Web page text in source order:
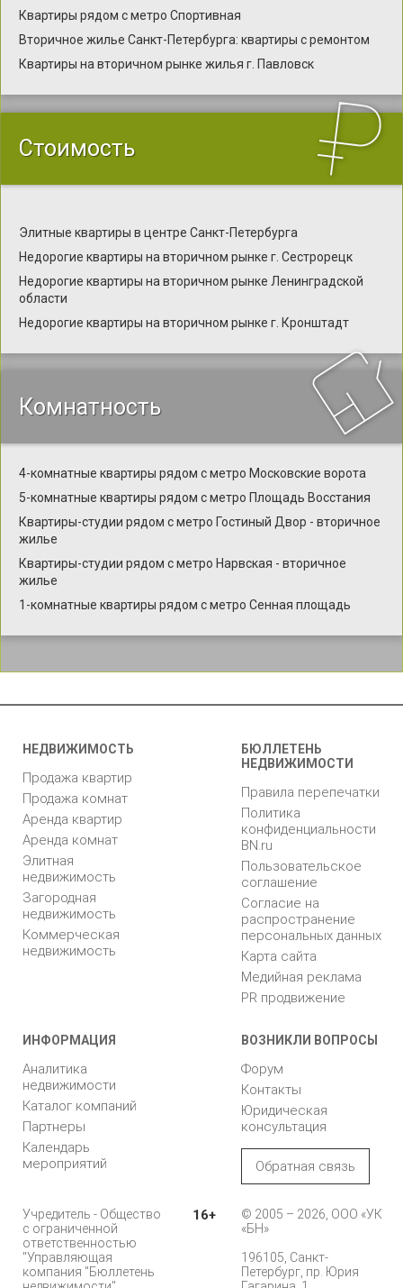
Квартиры рядом с метро Спортивная
Вторичное жилье Санкт-Петербурга: квартиры с ремонтом
Квартиры на вторичном рынке жилья г. Павловск
Стоимость
Элитные квартиры в центре Санкт-Петербурга
Недорогие квартиры на вторичном рынке г. Сестрорецк
Недорогие квартиры на вторичном рынке Ленинградской
области
Недорогие квартиры на вторичном рынке г. Кронштадт
Комнатность
4-комнатные квартиры рядом с метро Московские ворота
5-комнатные квартиры рядом с метро Площадь Восстания
Квартиры-студии рядом с метро Гостиный Двор - вторичное
жилье
Квартиры-студии рядом с метро Нарвская - вторичное
жилье
1-комнатные квартиры рядом с метро Сенная площадь
НЕДВИЖИМОСТЬ
Продажа квартир
Продажа комнат
Аренда квартир
Аренда комнат
Элитная
недвижимость
Загородная
недвижимость
Коммерческая
недвижимость
БЮЛЛЕТЕНЬ
НЕДВИЖИМОСТИ
Правила перепечатки
Политика
конфиденциальности
BN.ru
Пользовательское
соглашение
Согласие на
распространение
персональных данных
Карта сайта
Медийная реклама
PR продвижение
ИНФОРМАЦИЯ
Аналитика
недвижимости
Каталог компаний
Партнеры
Календарь
мероприятий
ВОЗНИКЛИ ВОПРОСЫ
Форум
Контакты
Юридическая
консультация
Обратная связь
Учредитель - Общество
с ограниченной
ответственностью
"Управляющая
компания "Бюллетень
16+
© 2005 – 2026, ООО «УК
«БН»
196105, Санкт-
Петербург, пр. Юрия